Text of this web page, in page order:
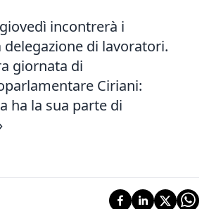
incontrerà i
delegazione di lavoratori.
giornata di
Ciriani:
ha la sua parte di